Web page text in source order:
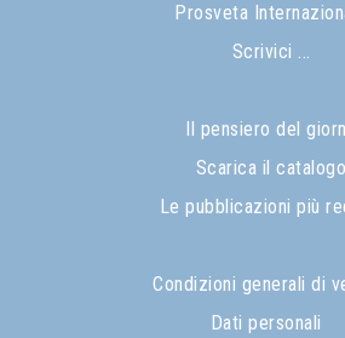
Prosveta
Scrivici ...
Il pensiero del
Scarica il catalogo
Le pubblicazioni più
Condizioni generali di
Dati personali